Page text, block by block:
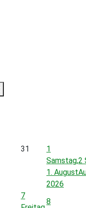
31
1
Samstag,
1. August
2026
2
7
8